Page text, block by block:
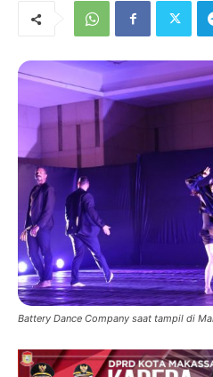
Battery Dance Company saat tampil di